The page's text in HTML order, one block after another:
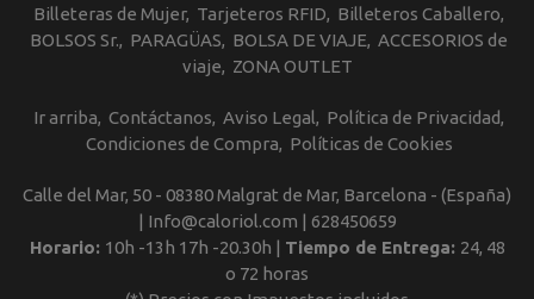
Billeteras de Mujer Tarjeteros RFID
Billeteros Caballero
BOLSOS Sr.
PARAGÜAS BOLSA DE VIAJE ACCESORIOS de
viaje
ZONA OUTLET
Ir arriba Contáctanos Aviso Legal
Política de Privacidad
Condiciones de Compra
Políticas de Cookies
Calle del Mar, 50 - 08380 Malgrat de Mar, Barcelona - (España)
| Info@caloriol.com | 628450659
Horario: 10h -13h 17h -20.30h | Tiempo de Entrega: 24, 48
o 72 horas